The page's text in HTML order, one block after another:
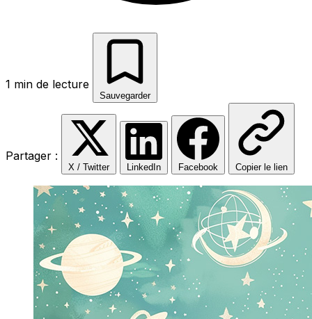
1 min de lecture
Sauvegarder
Partager :
X / Twitter LinkedIn Facebook Copier le lien